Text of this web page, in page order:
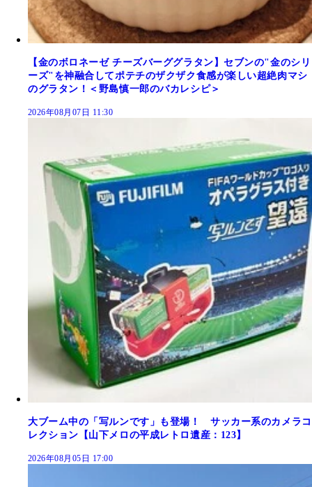
【金のボロネーゼ チーズバーググラタン】セブンの"金のシリ
ーズ"を神融合してポテチのザクザク食感が楽しい超絶肉マシ
のグラタン！＜野島慎一郎のバカレシピ＞
2026年08月07日 11:30
大ブーム中の「写ルンです」も登場！ サッカー系のカメラコ
レクション【山下メロの平成レトロ遺産：123】
2026年08月05日 17:00